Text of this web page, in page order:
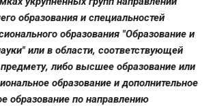
образования и специальностей
образования "Образование и
или в области, соответствующей
либо высшее образование или
образование и дополнительное
образование по направлению